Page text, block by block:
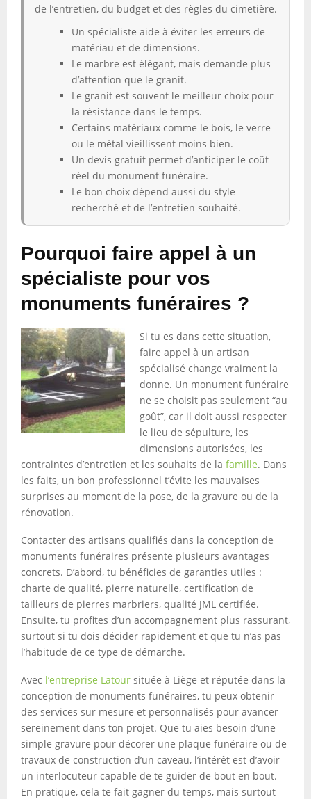
de l’entretien, du budget et des règles du cimetière.
Un spécialiste aide à éviter les erreurs de
matériau et de dimensions.
Le marbre est élégant, mais demande plus
d’attention que le granit.
Le granit est souvent le meilleur choix pour
la résistance dans le temps.
Certains matériaux comme le bois, le verre
ou le métal vieillissent moins bien.
Un devis gratuit permet d’anticiper le coût
réel du monument funéraire.
Le bon choix dépend aussi du style
recherché et de l’entretien souhaité.
Pourquoi faire appel à un
spécialiste pour vos
monuments funéraires ?
Si tu es dans cette situation,
faire appel à un artisan
spécialisé change vraiment la
donne. Un monument funéraire
ne se choisit pas seulement “au
goût”, car il doit aussi respecter
le lieu de sépulture, les
dimensions autorisées, les
contraintes d’entretien et les souhaits de la famille. Dans
les faits, un bon professionnel t’évite les mauvaises
surprises au moment de la pose, de la gravure ou de la
rénovation.
Contacter des artisans qualifiés dans la conception de
monuments funéraires présente plusieurs avantages
concrets. D’abord, tu bénéficies de garanties utiles :
charte de qualité, pierre naturelle, certification de
tailleurs de pierres marbriers, qualité JML certifiée.
Ensuite, tu profites d’un accompagnement plus rassurant,
surtout si tu dois décider rapidement et que tu n’as pas
l’habitude de ce type de démarche.
Avec l’entreprise Latour située à Liège et réputée dans la
conception de monuments funéraires, tu peux obtenir
des services sur mesure et personnalisés pour avancer
sereinement dans ton projet. Que tu aies besoin d’une
simple gravure pour décorer une plaque funéraire ou de
travaux de construction d’un caveau, l’intérêt est d’avoir
un interlocuteur capable de te guider de bout en bout.
En pratique, cela te fait gagner du temps, mais surtout